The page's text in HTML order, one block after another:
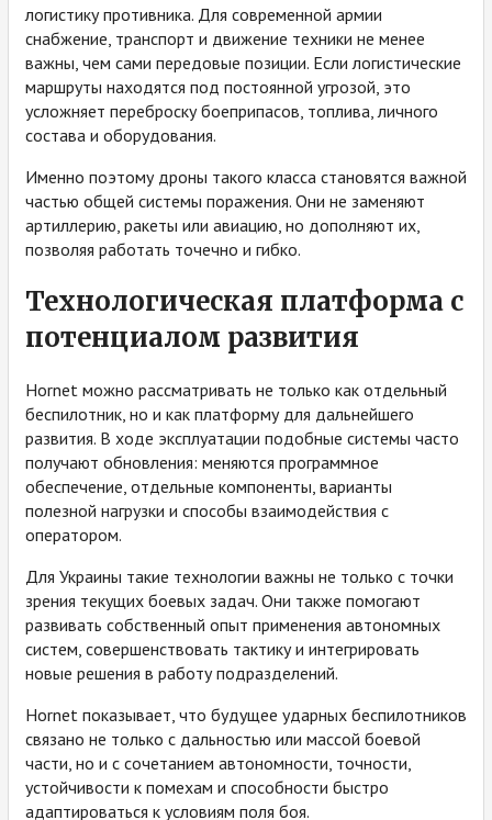
логистику противника. Для современной армии
снабжение, транспорт и движение техники не менее
важны, чем сами передовые позиции. Если логистические
маршруты находятся под постоянной угрозой, это
усложняет переброску боеприпасов, топлива, личного
состава и оборудования.
Именно поэтому дроны такого класса становятся важной
частью общей системы поражения. Они не заменяют
артиллерию, ракеты или авиацию, но дополняют их,
позволяя работать точечно и гибко.
Технологическая платформа с
потенциалом развития
Hornet можно рассматривать не только как отдельный
беспилотник, но и как платформу для дальнейшего
развития. В ходе эксплуатации подобные системы часто
получают обновления: меняются программное
обеспечение, отдельные компоненты, варианты
полезной нагрузки и способы взаимодействия с
оператором.
Для Украины такие технологии важны не только с точки
зрения текущих боевых задач. Они также помогают
развивать собственный опыт применения автономных
систем, совершенствовать тактику и интегрировать
новые решения в работу подразделений.
Hornet показывает, что будущее ударных беспилотников
связано не только с дальностью или массой боевой
части, но и с сочетанием автономности, точности,
устойчивости к помехам и способности быстро
адаптироваться к условиям поля боя.